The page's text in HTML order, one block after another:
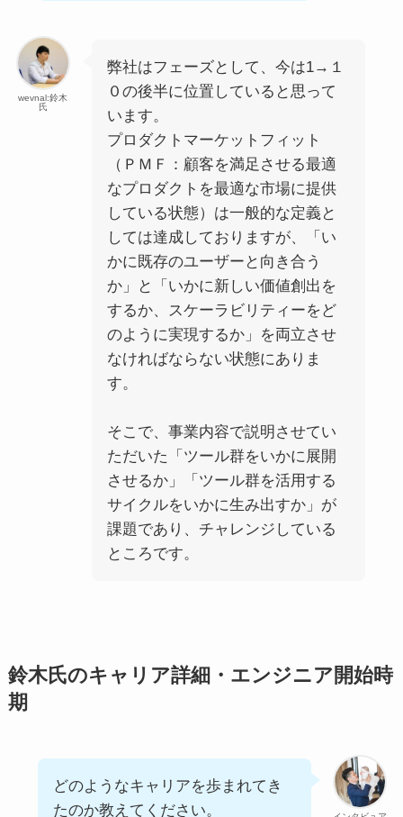
wevnal:鈴木
氏
弊社はフェーズとして、今は1→１
０の後半に位置していると思って
います。
プロダクトマーケットフィット
（ＰＭＦ：顧客を満足させる最適
なプロダクトを最適な市場に提供
している状態）は一般的な定義と
しては達成しておりますが、「い
かに既存のユーザーと向き合う
か」と「いかに新しい価値創出を
するか、スケーラビリティーをど
のように実現するか」を両立させ
なければならない状態にありま
す。
そこで、事業内容で説明させてい
ただいた「ツール群をいかに展開
させるか」「ツール群を活用する
サイクルをいかに生み出すか」が
課題であり、チャレンジしている
ところです。
鈴木氏のキャリア詳細・エンジニア開始時
期
どのようなキャリアを歩まれてき
たのか教えてください。